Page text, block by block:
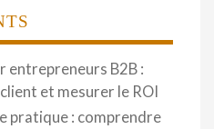
entrepreneurs B2B :
et mesurer le ROI
pratique : comprendre